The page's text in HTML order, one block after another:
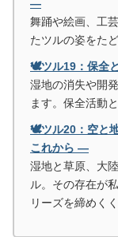
―
舞踊や絵画、工
たツルの姿をたど
🕊️ツル19：保全
湿地の消失や開
ます。保全活動
🕊️ツル20：空と
これから ―
湿地と草原、大
ル。その存在が
リーズを締めく